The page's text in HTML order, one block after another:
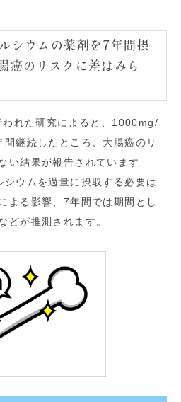
シウムの薬剤を7年間摂
癌のリスクに差はみら
れた研究によると、1000mg/
継続したところ、大腸癌のリ
い結果が報告されています
シウムを過量に摂取する必要は
よる影響、7年間では期間とし
どが推測されます。